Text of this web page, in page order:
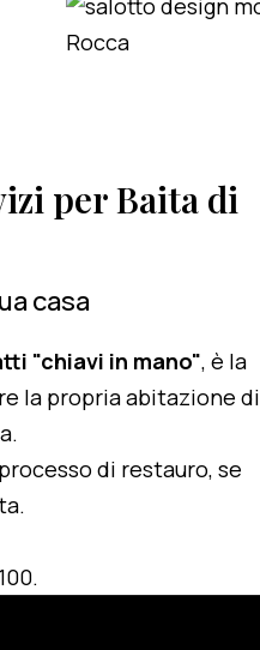
per Baita di
casa
"chiavi in mano", è la
la propria abitazione di
di restauro, se